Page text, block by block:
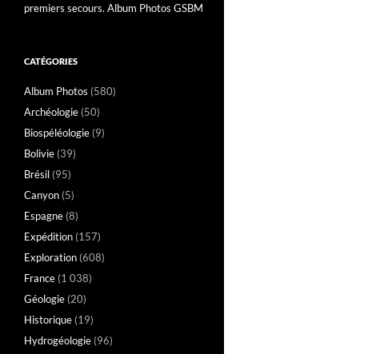
premiers secours. Album Photos GSBM
CATÉGORIES
Album Photos (580)
Archéologie (50)
Biospéléologie (9)
Bolivie (39)
Brésil (95)
Canyon (5)
Espagne (8)
Expédition (157)
Exploration (608)
France (1 038)
Géologie (20)
Historique (19)
Hydrogéologie (96)